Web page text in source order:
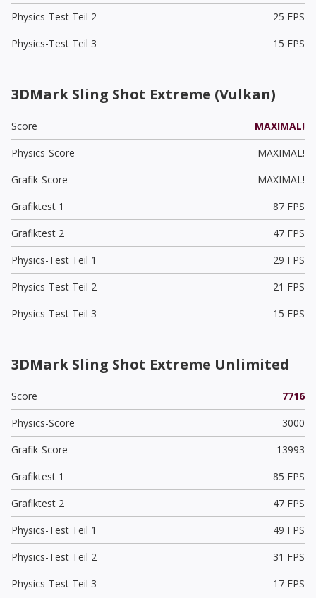
Physics-Test Teil 2
25 FPS
Physics-Test Teil 3
15 FPS
3DMark Sling Shot Extreme (Vulkan)
Score
MAXIMAL!
Physics-Score
MAXIMAL!
Grafik-Score
MAXIMAL!
Grafiktest 1
87 FPS
Grafiktest 2
47 FPS
Physics-Test Teil 1
29 FPS
Physics-Test Teil 2
21 FPS
Physics-Test Teil 3
15 FPS
3DMark Sling Shot Extreme Unlimited
Score
7716
Physics-Score
3000
Grafik-Score
13993
Grafiktest 1
85 FPS
Grafiktest 2
47 FPS
Physics-Test Teil 1
49 FPS
Physics-Test Teil 2
31 FPS
Physics-Test Teil 3
17 FPS